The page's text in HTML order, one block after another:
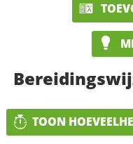
TOON